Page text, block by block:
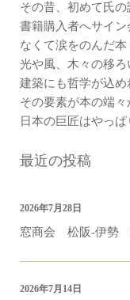
その昔、初めて氏の
書籍購入者へサイ
なくて涙をのんだ本
光や風、木々の移ろ
建築にも哲学が込め
その要素が本の端々
日本の巨匠はやっ
最近の投稿
窓商会 松阪-伊勢
2026年7月28日
2026年7月14日